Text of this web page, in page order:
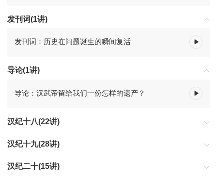
发刊词(1讲)
发刊词：历史在问题诞生的瞬间复活
导论(1讲)
导论：汉武帝留给我们一份怎样的遗产？
汉纪十八(22讲)
汉纪十九(28讲)
汉纪二十(15讲)